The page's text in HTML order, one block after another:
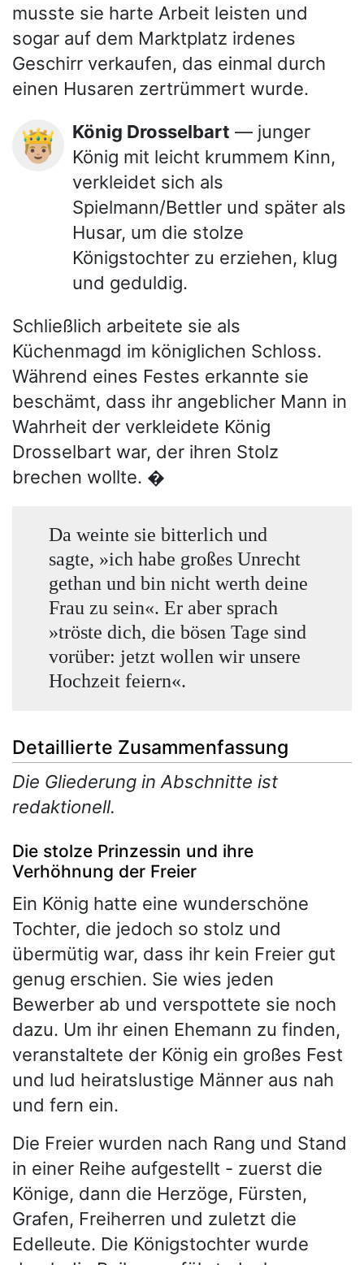
musste sie harte Arbeit leisten und
sogar auf dem Marktplatz irdenes
Geschirr verkaufen, das einmal durch
einen Husaren zertrümmert wurde.
🤴🏼 König Drosselbart — junger
König mit leicht krummem Kinn,
verkleidet sich als
Spielmann/Bettler und später als
Husar, um die stolze
Königstochter zu erziehen, klug
und geduldig.
Schließlich arbeitete sie als
Küchenmagd im königlichen Schloss.
Während eines Festes erkannte sie
beschämt, dass ihr angeblicher Mann in
Wahrheit der verkleidete König
Drosselbart war, der ihren Stolz
brechen wollte. �
Da weinte sie bitterlich und
sagte, »ich habe großes Unrecht
gethan und bin nicht werth deine
Frau zu sein«. Er aber sprach
»tröste dich, die bösen Tage sind
vorüber: jetzt wollen wir unsere
Hochzeit feiern«.
Detaillierte Zusammenfassung
Die Gliederung in Abschnitte ist
redaktionell.
Die stolze Prinzessin und ihre
Verhöhnung der Freier
Ein König hatte eine wunderschöne
Tochter, die jedoch so stolz und
übermütig war, dass ihr kein Freier gut
genug erschien. Sie wies jeden
Bewerber ab und verspottete sie noch
dazu. Um ihr einen Ehemann zu finden,
veranstaltete der König ein großes Fest
und lud heiratslustige Männer aus nah
und fern ein.
Die Freier wurden nach Rang und Stand
in einer Reihe aufgestellt - zuerst die
Könige, dann die Herzöge, Fürsten,
Grafen, Freiherren und zuletzt die
Edelleute. Die Königstochter wurde